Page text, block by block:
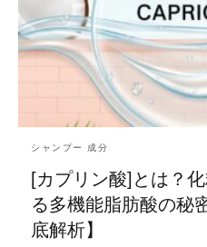
シャンプー 成分
[カプリン酸]とは？
る多機能脂肪酸の秘
底解析】